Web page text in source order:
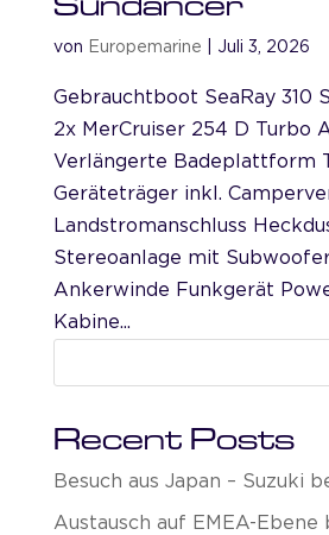
von Europemarine Juli 3, 2026
Gebrauchtboot SeaRay 310
2x MerCruiser 254 D Turbo
Verlängerte Badeplattform
Geräteträger inkl.
Landstromanschluss
Stereoanlage mit
Ankerwinde Funkgerät
Kabine...
Recent Posts
Besuch aus Japan – Suzuki
Austausch auf EMEA-Ebene